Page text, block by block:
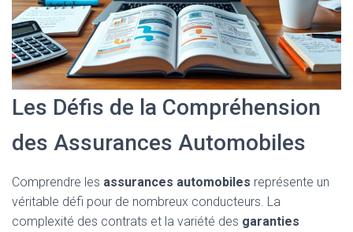
Les Défis de la Compréhension
des Assurances Automobiles
Comprendre les assurances automobiles représente un
véritable défi pour de nombreux conducteurs. La
complexité des contrats et la variété des garanties